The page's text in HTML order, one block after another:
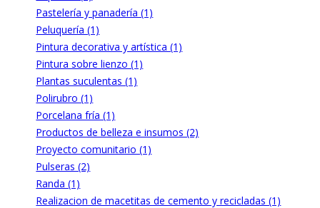
Pastelería y panadería (1)
Peluquería (1)
Pintura decorativa y artística (1)
Pintura sobre lienzo (1)
Plantas suculentas (1)
Polirubro (1)
Porcelana fría (1)
Productos de belleza e insumos (2)
Proyecto comunitario (1)
Pulseras (2)
Randa (1)
Realizacion de macetitas de cemento y recicladas (1)